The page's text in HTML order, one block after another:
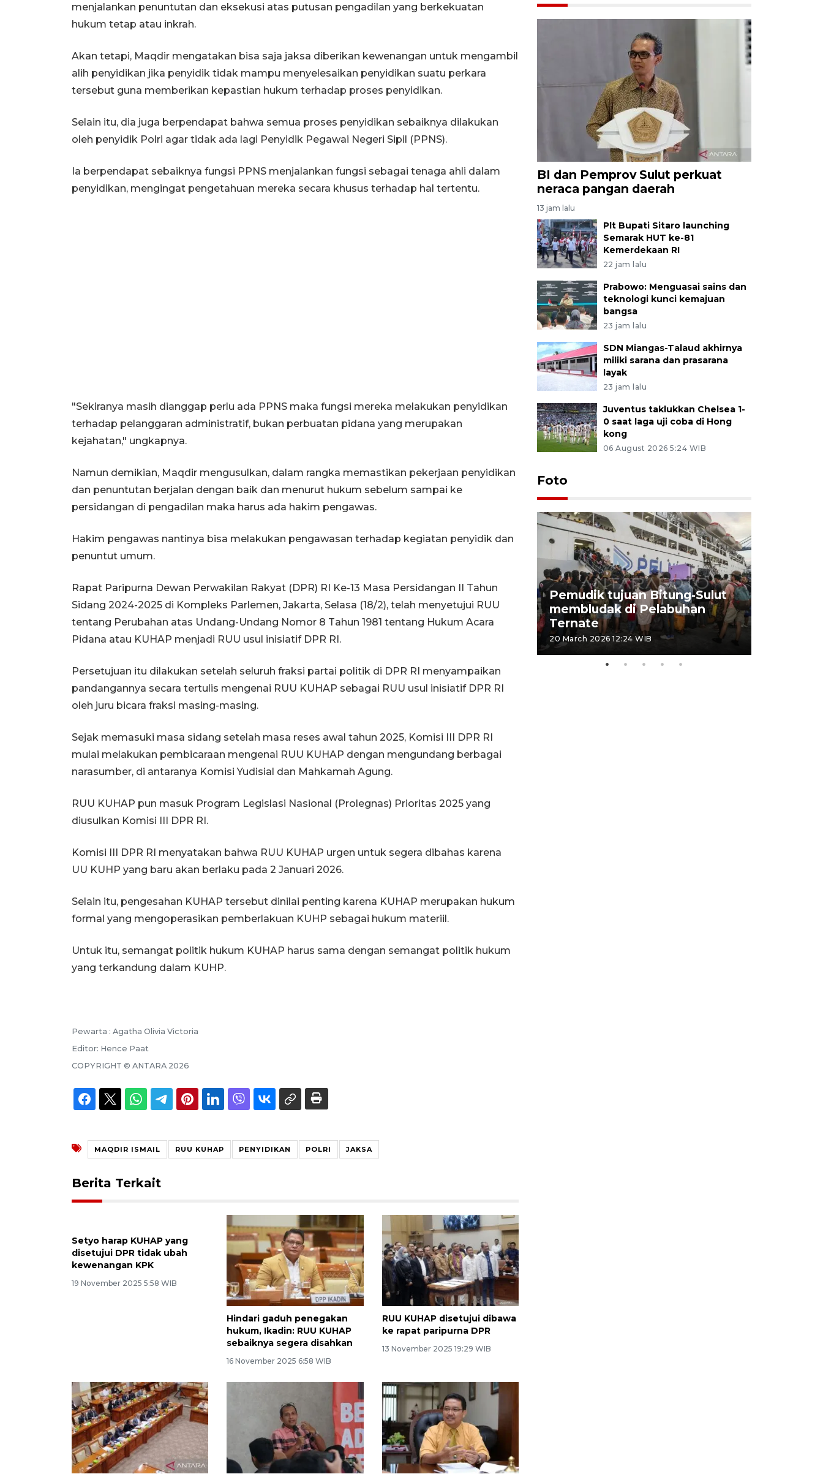
menjalankan penuntutan dan eksekusi atas putusan pengadilan yang berkekuatan
hukum tetap atau inkrah.
Akan tetapi, Maqdir mengatakan bisa saja jaksa diberikan kewenangan untuk mengambil
alih penyidikan jika penyidik tidak mampu menyelesaikan penyidikan suatu perkara
tersebut guna memberikan kepastian hukum terhadap proses penyidikan.
Selain itu, dia juga berpendapat bahwa semua proses penyidikan sebaiknya dilakukan
oleh penyidik Polri agar tidak ada lagi Penyidik Pegawai Negeri Sipil (PPNS).
Ia berpendapat sebaiknya fungsi PPNS menjalankan fungsi sebagai tenaga ahli dalam
penyidikan, mengingat pengetahuan mereka secara khusus terhadap hal tertentu.
"Sekiranya masih dianggap perlu ada PPNS maka fungsi mereka melakukan penyidikan
terhadap pelanggaran administratif, bukan perbuatan pidana yang merupakan
kejahatan," ungkapnya.
Namun demikian, Maqdir mengusulkan, dalam rangka memastikan pekerjaan penyidikan
dan penuntutan berjalan dengan baik dan menurut hukum sebelum sampai ke
persidangan di pengadilan maka harus ada hakim pengawas.
Hakim pengawas nantinya bisa melakukan pengawasan terhadap kegiatan penyidik dan
penuntut umum.
Rapat Paripurna Dewan Perwakilan Rakyat (DPR) RI Ke-13 Masa Persidangan II Tahun
Sidang 2024-2025 di Kompleks Parlemen, Jakarta, Selasa (18/2), telah menyetujui RUU
tentang Perubahan atas Undang-Undang Nomor 8 Tahun 1981 tentang Hukum Acara
Pidana atau KUHAP menjadi RUU usul inisiatif DPR RI.
Persetujuan itu dilakukan setelah seluruh fraksi partai politik di DPR RI menyampaikan
pandangannya secara tertulis mengenai RUU KUHAP sebagai RUU usul inisiatif DPR RI
oleh juru bicara fraksi masing-masing.
Sejak memasuki masa sidang setelah masa reses awal tahun 2025, Komisi III DPR RI
mulai melakukan pembicaraan mengenai RUU KUHAP dengan mengundang berbagai
narasumber, di antaranya Komisi Yudisial dan Mahkamah Agung.
RUU KUHAP pun masuk Program Legislasi Nasional (Prolegnas) Prioritas 2025 yang
diusulkan Komisi III DPR RI.
Komisi III DPR RI menyatakan bahwa RUU KUHAP urgen untuk segera dibahas karena
UU KUHP yang baru akan berlaku pada 2 Januari 2026.
Selain itu, pengesahan KUHAP tersebut dinilai penting karena KUHAP merupakan hukum
formal yang mengoperasikan pemberlakuan KUHP sebagai hukum materiil.
Untuk itu, semangat politik hukum KUHAP harus sama dengan semangat politik hukum
yang terkandung dalam KUHP.
Pewarta : Agatha Olivia Victoria
Editor: Hence Paat
COPYRIGHT © ANTARA 2026
MAQDIR ISMAIL RUU KUHAP PENYIDIKAN POLRI JAKSA
Berita Terkait
Setyo harap KUHAP yang
disetujui DPR tidak ubah
kewenangan KPK
19 November 2025 5:58 WIB
Hindari gaduh penegakan
hukum, Ikadin: RUU KUHAP
sebaiknya segera disahkan
16 November 2025 6:58 WIB
RUU KUHAP disetujui dibawa
ke rapat paripurna DPR
13 November 2025 19:29 WIB
BI dan Pemprov Sulut perkuat
neraca pangan daerah
13 jam lalu
Plt Bupati Sitaro launching
Semarak HUT ke-81
Kemerdekaan RI
22 jam lalu
Prabowo: Menguasai sains dan
teknologi kunci kemajuan
bangsa
23 jam lalu
SDN Miangas-Talaud akhirnya
miliki sarana dan prasarana
layak
23 jam lalu
Juventus taklukkan Chelsea 1-
0 saat laga uji coba di Hong
kong
06 August 2026 5:24 WIB
Foto
Bank Citra: Dirgahayu ke-61
Provinsi Sulut
23 September 2025 18:08 WIB
Pemudik tujuan Bitung-Sulut
membludak di Pelabuhan
Ternate
20 March 2026 12:24 WIB